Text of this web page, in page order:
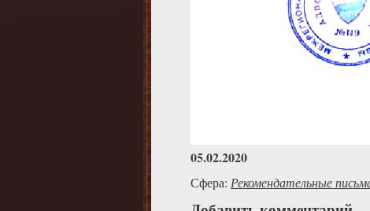
05.02.2020
Сфера: Рекомендательные